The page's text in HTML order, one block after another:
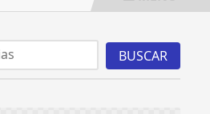
BUSCAR